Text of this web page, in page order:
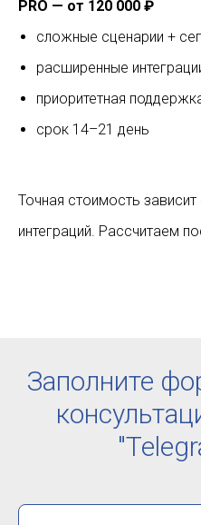
PRO — от 120 000 ₽
сложные сценарии +
расширенные
приоритетная
срок 14–21 день
Точная стоимость
интеграций. Рассчитаем
Заполните